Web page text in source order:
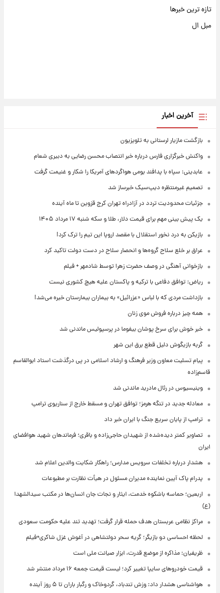
تازه ترین خبرها
مبل ال
آخرین اخبار
بازگشت مازیار لرستانی به تلویزیون
واکنش خبرگزاری فارس درباره خبر انتصاب محسن رضایی به دبیری شعام
عابدینی: سپاه با پدافند بومی هواگردهای آمریکا را شکار و غنیمت گرفت
تصمیم غیرمنتظره دیپ‌سیک خبرساز شد
جزئیات محدودیت تردد در آزادراه تهران کرج قزوین تا ماه آینده
یک پیش ‌بینی مهم برای قیمت دلار، طلا و سکه شنبه ۱۷ مرداد ۱۴۰۵
بازیکن به درد نخور استقلال با مقصد اروپا این تیم را ترک کرد!
عراق بر خلع سلاح گروه‌ها و انحصار سلاح در دست دولت تاکید کرد
بازخوانی آهنگی در وصف حضرت زهرا توسط شادمهر + فیلم
ریاض: توافق دفاعی با ترکیه و پاکستان علیه هیچ کشوری نیست
بازداشت مردی که با لباس «عزرائیل» به بیماران بیمارستان خیره می‌شد!
همه چیز درباره فروش موی زنان
خبر خوش برای سرخ پوشان بیفوما در پرسپولیس ماندنی شد
گربه بازیگوش دلیل قطع برق این شهر
پیام تسلیت معاون وزیر فرهنگ و ارشاد اسلامی در پی درگذشت استاد ابوالقاسم
قاسم‌زاده
وینیسیوس در رئال مادرید ماندنی شد
معادله جدید در تنگه هرمز؛ توافق تهران و مسقط خارج از سناریوی ترامپ
ترامپ از پایان سریع جنگ با ایران خبر داد
تصاویر کمتر دیده‌شده از شهیدان حاجی‌زاده و باقری؛ فرماندهان شهید هوافضای
ایران
هشدار درباره تخلفات سرویس مدارس؛ راهکار شکایت والدین اعلام شد
پدرام پاک آیین نماینده مدیران مسئول در هیأت نظارت بر مطبوعات
اربعین؛ حماسه باشکوه خدمت، ایثار و نجات جان انسان‌ها در مکتب سیدالشهدا
(ع)
مراکز نظامی عربستان هدف حمله قرار گرفت؛ تهدید تند علیه حکومت سعودی
لحظه احساسی دو بازیگر؛ گریه سحر دولتشاهی در آغوش غزل شاکری+فیلم
ظریفیان: مذاکره از موضع قدرت، ابزار صیانت ملی است
قیمت خودروهای سایپا تغییر کرد؛ لیست قیمت جمعه ۱۶ مرداد منتشر شد
هواشناسی هشدار داد: وزش تندباد، گردوخاک و رگبار باران تا ۵ روز آینده